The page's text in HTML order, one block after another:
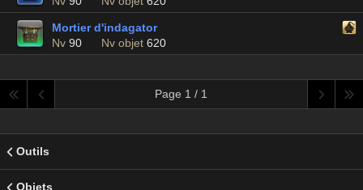
Mortier d'indagator
Nv 90 Nv objet 620
Page 1 / 1
Outils
Objets